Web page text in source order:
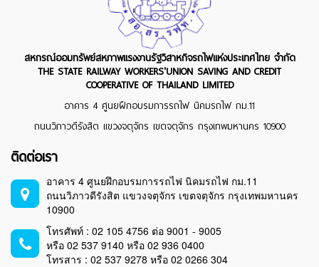
สหกรณ์ออมทรัพย์สหภาพแรงงานรัฐวิสาหกิจรถไฟแห่งประเทศไทย จำกัด
THE STATE RAILWAY WORKERS'UNION SAVING AND CREDIT
COOPERATIVE OF THAILAND LIMITED
อาคาร 4 ศูนยฝึกอบรมการรถไฟ นิคมรถไฟ กม.11
ถนนวิภาวดีรังสิต แขวงจตุจักร เขตจตุจักร กรุงเทพมหานคร 10900
ติดต่อเรา
อาคาร 4 ศูนยฝึกอบรมการรถไฟ นิคมรถไฟ กม.11
ถนนวิภาวดีรังสิต แขวงจตุจักร เขตจตุจักร กรุงเทพมหานคร
10900
โทรศัพท์ : 02 105 4756 ต่อ 9001 - 9005
หรือ 02 537 9140 หรือ 02 936 0400
โทรสาร : 02 537 9278 หรือ 02 0266 304